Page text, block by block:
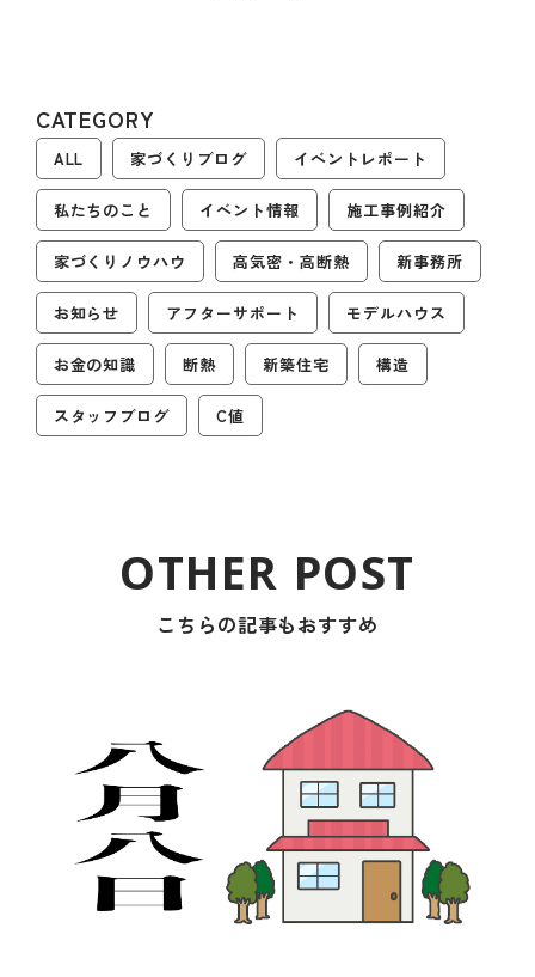
CATEGORY
ALL 家づくりブログ イベントレポート
私たちのこと イベント情報 施工事例紹介
家づくりノウハウ 高気密・高断熱 新事務所
お知らせ アフターサポート モデルハウス
お金の知識 断熱 新築住宅 構造
スタッフブログ C値
こちらの記事もおすすめ